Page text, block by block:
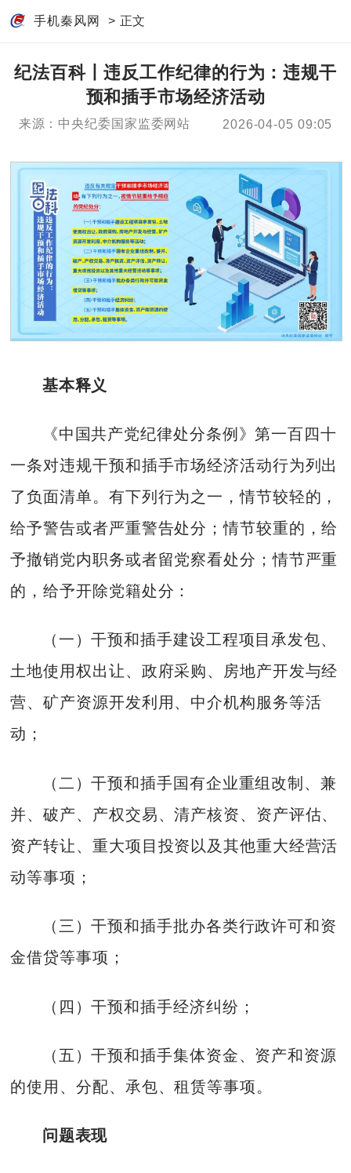
手机秦风网 > 正文
纪法百科丨违反工作纪律的行为：违规干
预和插手市场经济活动
来源：中央纪委国家监委网站 2026-04-05 09:05
基本释义
《中国共产党纪律处分条例》第一百四十
一条对违规干预和插手市场经济活动行为列出
了负面清单。有下列行为之一，情节较轻的，
给予警告或者严重警告处分；情节较重的，给
予撤销党内职务或者留党察看处分；情节严重
的，给予开除党籍处分：
（一）干预和插手建设工程项目承发包、
土地使用权出让、政府采购、房地产开发与经
营、矿产资源开发利用、中介机构服务等活
动；
（二）干预和插手国有企业重组改制、兼
并、破产、产权交易、清产核资、资产评估、
资产转让、重大项目投资以及其他重大经营活
动等事项；
（三）干预和插手批办各类行政许可和资
金借贷等事项；
（四）干预和插手经济纠纷；
（五）干预和插手集体资金、资产和资源
的使用、分配、承包、租赁等事项。
问题表现